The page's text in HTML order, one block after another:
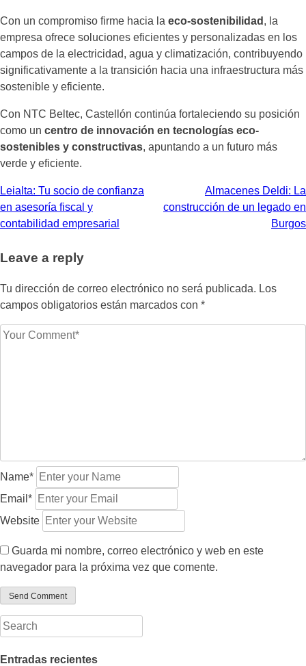
Con un compromiso firme hacia la eco-sostenibilidad , la
empresa ofrece soluciones eficientes y personalizadas en los
campos de la electricidad, agua y climatización, contribuyendo
significativamente a la transición hacia una infraestructura más
sostenible y eficiente.
Con NTC Beltec, Castellón continúa fortaleciendo su posición
como un centro de innovación en tecnologías eco-
sostenibles y constructivas, apuntando a un futuro más
verde y eficiente.
Navegación
de
Leialta: Tu socio de confianza
en asesoría fiscal y
contabilidad empresarial
Almacenes Deldi: La
construcción de un legado en
Burgos
Leave a reply
Tu dirección de correo electrónico no será publicada. Los
campos obligatorios están marcados con *
Name*
Email*
Website
Guarda mi nombre, correo electrónico y web en este
navegador para la próxima vez que comente.
Entradas recientes